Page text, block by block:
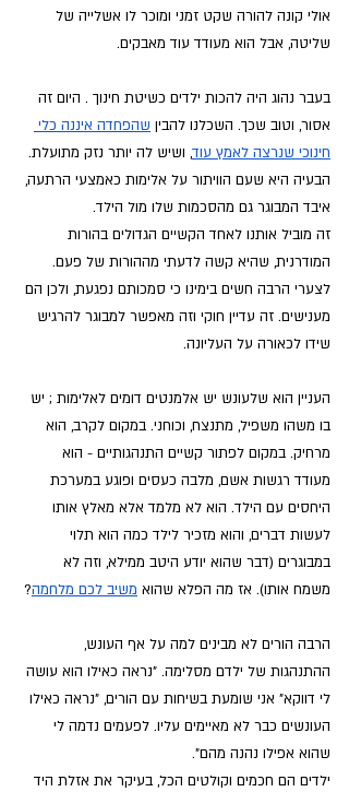
אולי קונה להורה שקט זמני ומוכר לו אשלייה של
שליטה, אבל הוא מעודד עוד מאבקים.
בעבר נהוג היה להכות ילדים כשיטת חינוך . היום זה
אסור, וטוב שכך. השכלנו להבין שהפחדה איננה כלי
חינוכי שנרצה לאמץ עוד, ושיש לה יותר נזק מתועלת.
הבעיה היא שעם הוויתור על אלימות כאמצעי הרתעה,
איבד המבוגר גם מהסכמות שלו מול הילד.
זה מוביל אותנו לאחד הקשיים הגדולים בהורות
המודרנית, שהיא קשה לדעתי מההורות של פעם.
לצערי הרבה חשים בימינו כי סמכותם נפגעת, ולכן הם
מענישים. זה עדיין חוקי וזה מאפשר למבוגר להרגיש
שידו לכאורה על העליונה.
העניין הוא שלעונש יש אלמנטים דומים לאלימות ; יש
בו משהו משפיל, מתנצח, וכוחני. במקום לקרב, הוא
מרחיק. במקום לפתור קשיים התנהגותיים - הוא
מעודד רגשות אשם, מלבה כעסים ופוגע במערכת
היחסים עם הילד. הוא לא מלמד אלא מאלץ אותו
לעשות דברים, והוא מזכיר לילד כמה הוא תלוי
במבוגרים (דבר שהוא יודע היטב ממילא, וזה לא
משמח אותו). אז מה הפלא שהוא משיב לכם מלחמה?
הרבה הורים לא מבינים למה על אף העונש,
ההתנהגות של ילדם מסלימה. "נראה כאילו הוא עושה
לי דווקא" אני שומעת בשיחות עם הורים, "נראה כאילו
העונשים כבר לא מאיימים עליו. לפעמים נדמה לי
שהוא אפילו נהנה מהם".
ילדים הם חכמים וקולטים הכל, בעיקר את אזלת היד